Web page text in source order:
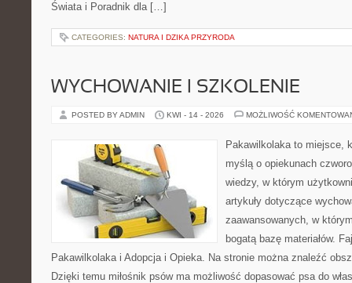
Świata i Poradnik dla […]
CATEGORIES: NATURA I DZIKA PRZYRODA
WYCHOWANIE I SZKOLENIE
POSTED BY ADMIN KWI - 14 - 2026 MOŻLIWOŚĆ
Pakawilkolaka to miejsce,
myślą o opiekunach
wiedzy, w którym
artykuły dotyczące
zaawansowanych, w
bogatą bazę materiałów.
Pakawilkolaka i Adopcja i Opieka. Na stronie można znaleźć
Dzięki temu miłośnik psów ma możliwość dopasować psa do